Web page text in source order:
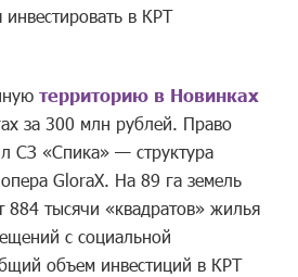
инвестировать в КРТ
территорию в Новинках
за 300 млн рублей. Право
СЗ «Спика» — структура
GloraX. На 89 га земель
884 тысячи «квадратов» жилья
с социальной
объем инвестиций в КРТ